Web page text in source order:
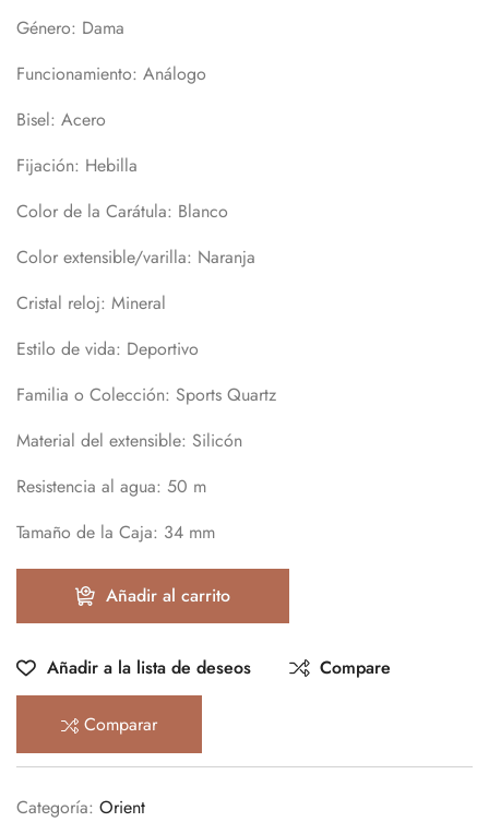
Género: Dama
Funcionamiento: Análogo
Bisel: Acero
Fijación: Hebilla
Color de la Carátula: Blanco
Color extensible/varilla: Naranja
Cristal reloj: Mineral
Estilo de vida: Deportivo
Familia o Colección: Sports Quartz
Material del extensible: Silicón
Resistencia al agua: 50 m
Tamaño de la Caja: 34 mm
Añadir al carrito
Añadir a la lista de deseos Compare
Comparar
Categoría: Orient